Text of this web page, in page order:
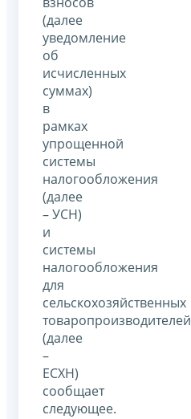
(далее
уведомление
об
исчисленных
суммах)
в
рамках
упрощенной
системы
налогообложения
(далее
– УСН)
и
системы
налогообложения
для
сельскохозяйственных
товаропроизводителей
(далее
–
ЕСХН)
сообщает
следующее.